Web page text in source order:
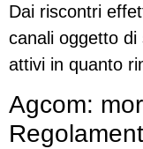
Dai riscontri
canali oggetto di
attivi in quanto
Agcom: